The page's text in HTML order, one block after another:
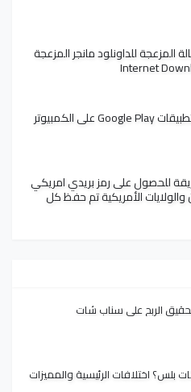
للداونلود مانجر المزعجة
Internet
طريقة تحميل تطبيقات Google Play على الكمبيوتر
للحصول على رمز بريدي امريكي
الأمريكية تم حفظ كل
الربح على سناب شات
اختلافات الرئيسية والمميزات